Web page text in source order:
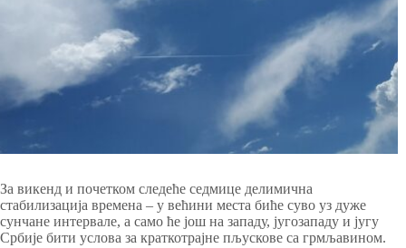
За викенд и почетком следеће седмице делимична
стабилизација времена – у већини места биће суво уз дуже
сунчане интервале, а само ће још на западу, југозападу и југу
Србије бити услова за краткотрајне пљускове са грмљавином.